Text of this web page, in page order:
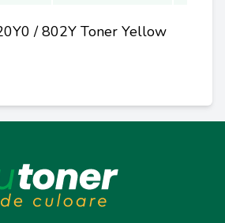
/ 802Y Toner Yellow